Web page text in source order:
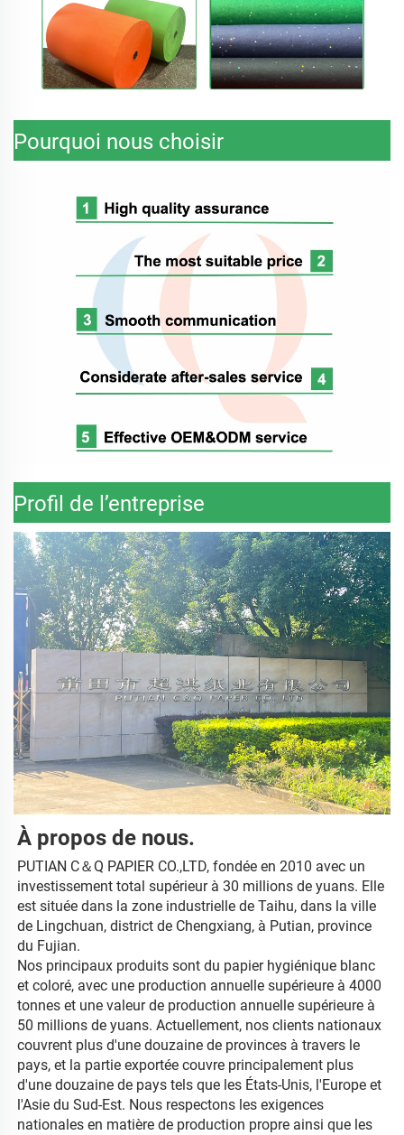
Pourquoi nous choisir
Profil de l’entreprise
À propos de nous.
PUTIAN C＆Q PAPIER CO.,LTD, fondée en 2010 avec un
investissement total supérieur à 30 millions de yuans. Elle
est située dans la zone industrielle de Taihu, dans la ville
de Lingchuan, district de Chengxiang, à Putian, province
du Fujian.
Nos principaux produits sont du papier hygiénique blanc
et coloré, avec une production annuelle supérieure à 4000
tonnes et une valeur de production annuelle supérieure à
50 millions de yuans. Actuellement, nos clients nationaux
couvrent plus d'une douzaine de provinces à travers le
pays, et la partie exportée couvre principalement plus
d'une douzaine de pays tels que les États-Unis, l'Europe et
l'Asie du Sud-Est. Nous respectons les exigences
nationales en matière de production propre ainsi que les